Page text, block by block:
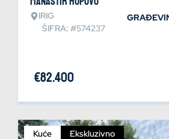
IRIG
ŠIFRA: #574237
€82.400
Kuće Ekskluzivno